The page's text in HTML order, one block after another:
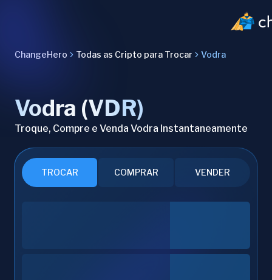
ChangeHero Todas as Cripto para Trocar Vodra
Vodra (VDR)
Troque, Compre e Venda Vodra Instantaneamente
TROCAR COMPRAR VENDER